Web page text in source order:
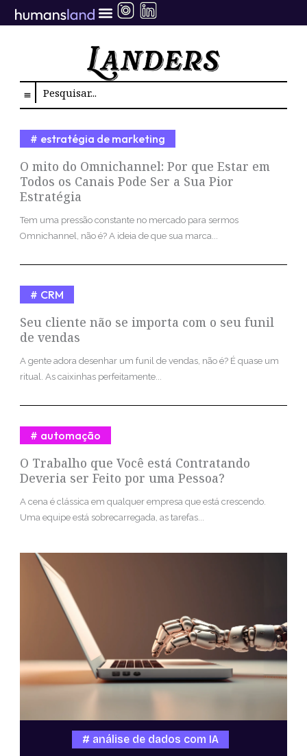
para
Search
O mito do Omnichannel: Por que Estar em
Todos os Canais Pode Ser a Sua Pior
Estratégia
estratégia de marketing
Tem uma pressão constante no mercado para sermos
Omnichannel, não é? A ideia de que sua marca...
Seu cliente não se importa com o seu funil
de vendas
CRM
A gente adora desenhar um funil de vendas, não é? É quase um
ritual. As caixinhas perfeitamente...
O Trabalho que Você está Contratando
Deveria ser Feito por uma Pessoa?
automação
A cena é clássica em qualquer empresa que está crescendo.
Uma equipe está sobrecarregada, as tarefas...
análise de dados com IA